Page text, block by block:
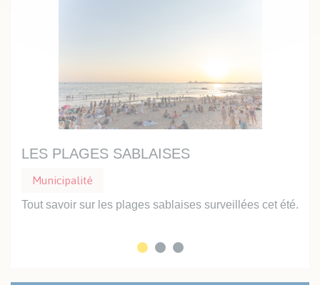
LES PLAGES SABLAISES
Municipalité
Tout savoir sur les plages sablaises surveillées cet été.